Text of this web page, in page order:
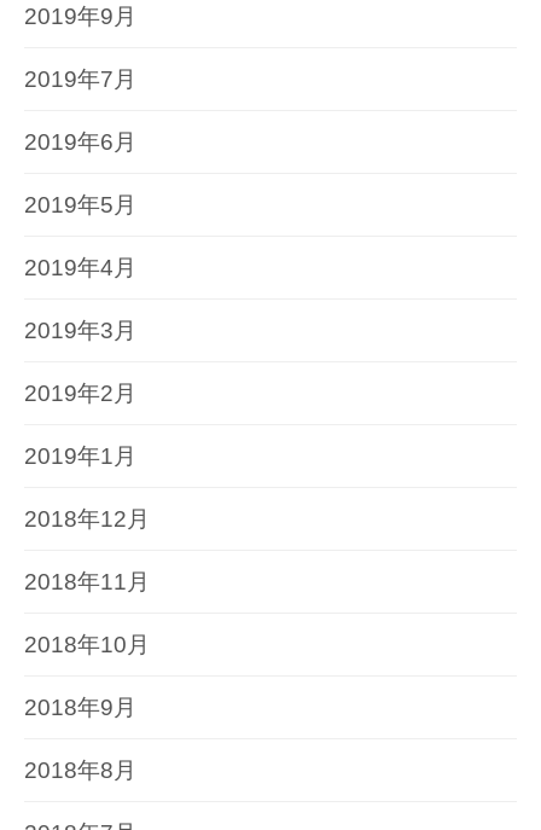
2019年9月
2019年7月
2019年6月
2019年5月
2019年4月
2019年3月
2019年2月
2019年1月
2018年12月
2018年11月
2018年10月
2018年9月
2018年8月